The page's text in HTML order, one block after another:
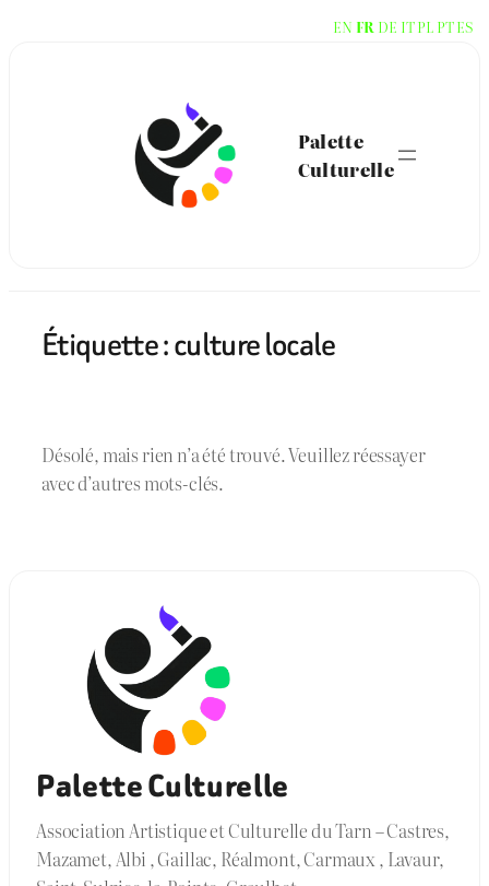
Palette
Culturelle
Étiquette :culture locale
Désolé, mais rien n’a été trouvé. Veuillez réessayer
avec d’autres mots-clés.
Palette Culturelle
Association Artistique et Culturelle du Tarn – Castres,
Mazamet, Albi , Gaillac, Réalmont, Carmaux , Lavaur,
EN FR DE ITPL PTES